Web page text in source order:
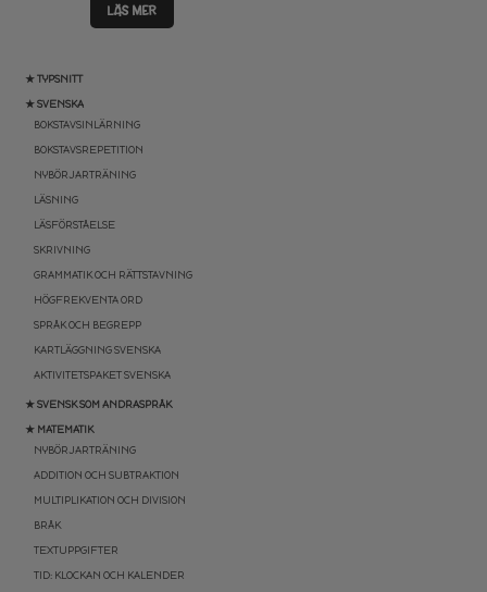
★ TYPSNITT
★ SVENSKA
BOKSTAVSINLÄRNING
BOKSTAVSREPETITION
NYBÖRJARTRÄNING
LÄSNING
LÄSFÖRSTÅELSE
SKRIVNING
GRAMMATIK OCH RÄTTSTAVNING
HÖGFREKVENTA ORD
SPRÅK OCH BEGREPP
KARTLÄGGNING SVENSKA
AKTIVITETSPAKET SVENSKA
★ SVENSK SOM ANDRASPRÅK
★ MATEMATIK
NYBÖRJARTRÄNING
ADDITION OCH SUBTRAKTION
MULTIPLIKATION OCH DIVISION
BRÅK
TEXTUPPGIFTER
TID: KLOCKAN OCH KALENDER
LÄS MER